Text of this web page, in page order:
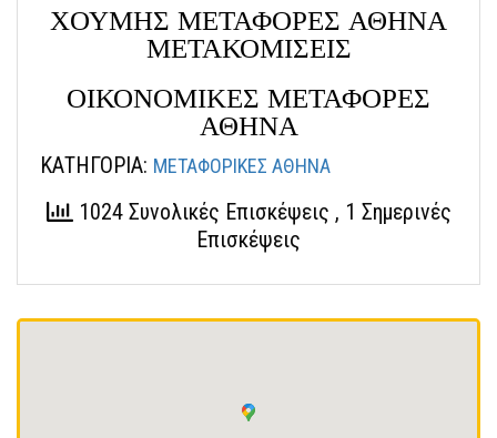
ΧΟΥΜΗΣ ΜΕΤΑΦΟΡΕΣ ΑΘΗΝΑ
ΜΕΤΑΚΟΜΙΣΕΙΣ
ΟΙΚΟΝΟΜΙΚΕΣ ΜΕΤΑΦΟΡΕΣ
ΑΘΗΝΑ
ΚΑΤΗΓΟΡΙΑ: ΜΕΤΑΦΟΡΙΚΕΣ ΑΘΗΝΑ
1024 Συνολικές Επισκέψεις , 1 Σημερινές
Επισκέψεις